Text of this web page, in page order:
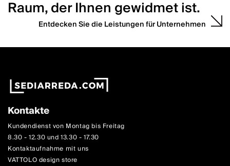
Raum, der Ihnen gewidmet ist.
Entdecken Sie die Leistungen für Unternehmen
Kontakte
Kundendienst von Montag bis Freitag
8.30 - 12.30 und 13.30 - 17.30
Kontaktaufnahme mit uns
VATTOLO design store